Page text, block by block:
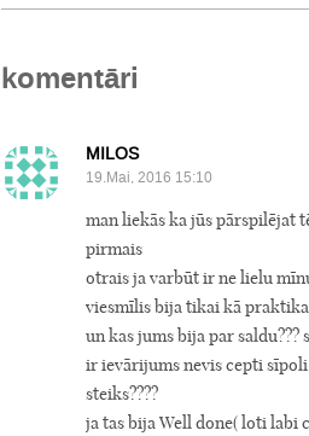
komentāri
MILOS
19.Mai, 2016 15:10
man liekās ka jūs pārspilējat
pirmais
otrais ja varbūt ir ne lielu
viesmīlis bija tikai kā
un kas jums bija par
ir ievārijums nevis cepti
steiks????
ja tas bija Well done( loti labi